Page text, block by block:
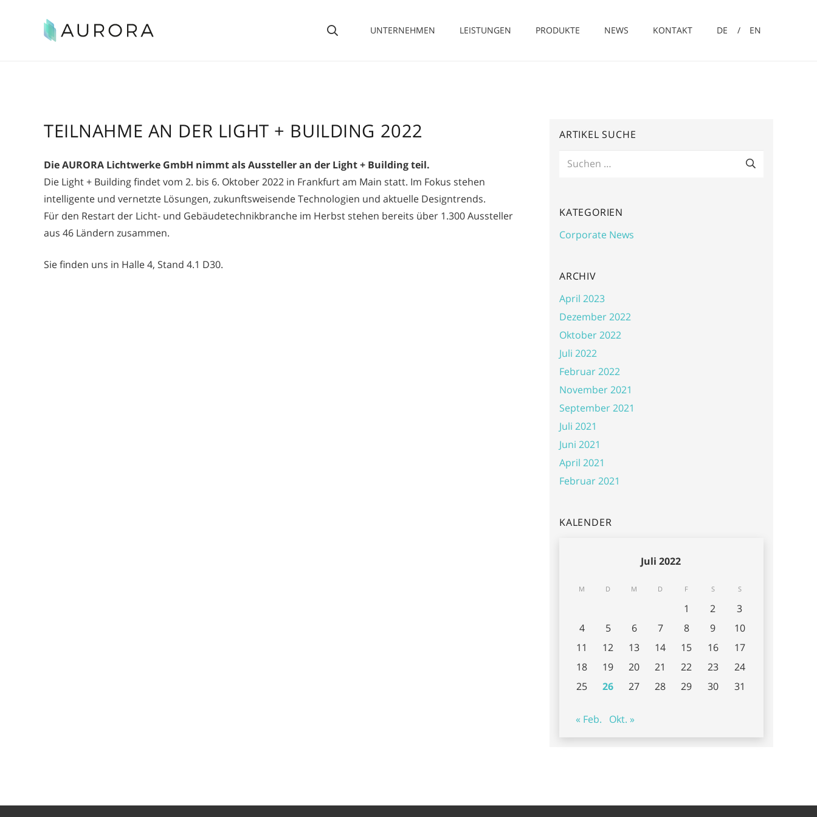
UNTERNEHMEN LEISTUNGEN PRODUKTE NEWS KONTAKT DE EN
TEILNAHME AN DER LIGHT + BUILDING 2022
Die AURORA Lichtwerke GmbH nimmt als Aussteller an der Light + Building teil.
Die Light + Building findet vom 2. bis 6. Oktober 2022 in Frankfurt am Main statt. Im Fokus stehen
intelligente und vernetzte Lösungen, zukunftsweisende Technologien und aktuelle Designtrends.
Für den Restart der Licht- und Gebäudetechnikbranche im Herbst stehen bereits über 1.300 Aussteller
aus 46 Ländern zusammen.
Sie finden uns in Halle 4, Stand 4.1 D30.
ARTIKEL SUCHE
Suchen
KATEGORIEN
Corporate News
ARCHIV
April 2023
Dezember 2022
Oktober 2022
Juli 2022
Februar 2022
November 2021
September 2021
Juli 2021
Juni 2021
April 2021
Februar 2021
KALENDER
Juli 2022
M D M D F S S
1 2
3
4
5 6 7 8 9
10
11
12 13 14 15 16
17
18
19 20 21 22 23
24
25
26 27 28 29 30 31
« Feb. Okt. »